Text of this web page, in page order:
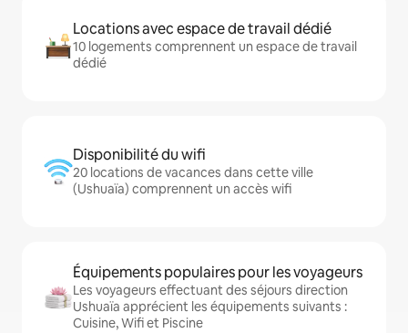
Locations avec espace de travail dédié
10 logements comprennent un espace de travail
dédié
Disponibilité du wifi
20 locations de vacances dans cette ville
(Ushuaïa) comprennent un accès wifi
Équipements populaires pour les voyageurs
Les voyageurs effectuant des séjours direction
Ushuaïa apprécient les équipements suivants :
Cuisine, Wifi et Piscine